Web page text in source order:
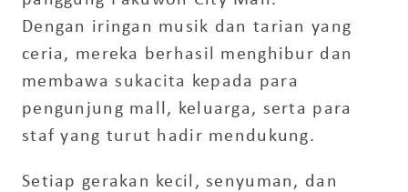
Dengan iringan musik dan tarian yang
ceria, mereka berhasil menghibur dan
membawa sukacita kepada para
pengunjung mall, keluarga, serta para
staf yang turut hadir mendukung.
Setiap gerakan kecil, senyuman, dan